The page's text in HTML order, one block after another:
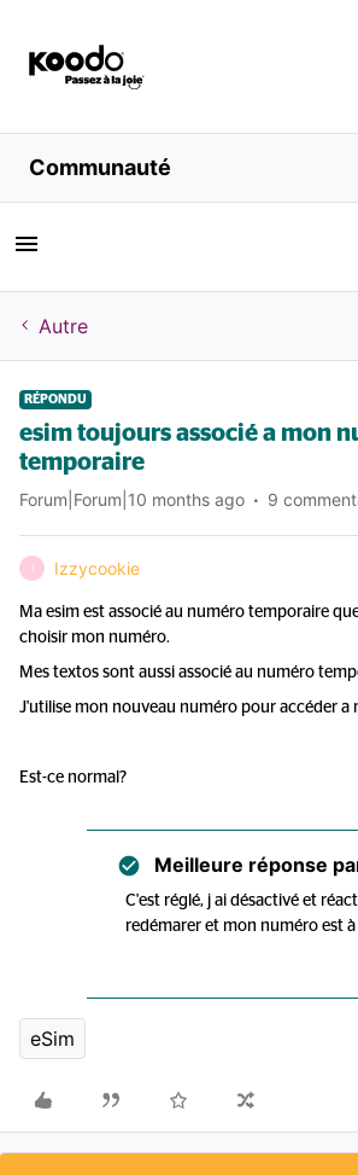
Magasiner
Libre service
Aide
Communauté
Autre
RÉPONDU
esim toujours associé a mon
temporaire
Forum|Forum|10 months ago 9
Izzycookie
Ma esim est associé au numéro temporaire
choisir mon numéro.
Mes textos sont aussi associé au numéro
J'utilise mon nouveau numéro pour accéder a
Est-ce normal?
Meilleure réponse
C'est réglé, j ai désactivé et
redémarer et mon numéro est à
eSim